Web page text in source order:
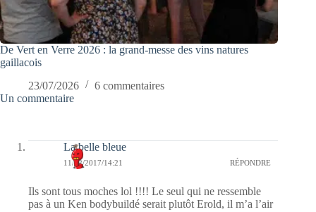
De Vert en Verre 2026 : la grand-messe des vins natures
gaillacois
23/07/2026
6 commentaires
Un commentaire
La belle bleue
11/02/2017/14:21 RÉPONDRE
Ils sont tous moches lol !!!! Le seul qui ne ressemble
pas à un Ken bodybuildé serait plutôt Erold, il m’a l’air